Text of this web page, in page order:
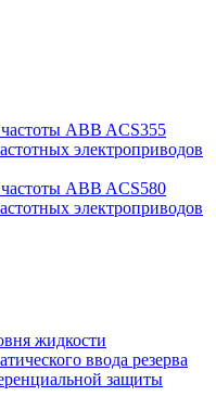
ABB ACS355
электроприводов
ABB ACS580
электроприводов
жидкости
ввода резерва
защиты